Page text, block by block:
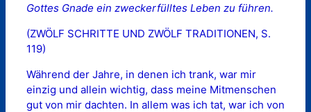
Gottes Gnade ein zweckerfülltes Leben zu führen.
(ZWÖLF SCHRITTE UND ZWÖLF TRADITIONEN, S.
119)
Während der Jahre, in denen ich trank, war mir
einzig und allein wichtig, dass meine Mitmenschen
gut von mir dachten. In allem was ich tat, war ich von